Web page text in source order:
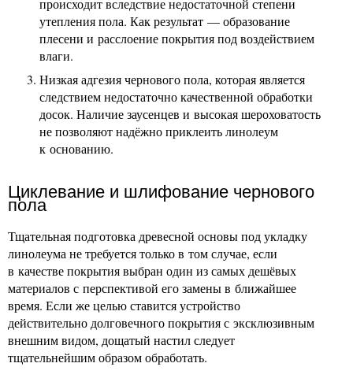
происходит вследствие недостаточной степени
утепления пола. Как результат — образование
плесени и расслоение покрытия под воздействием
влаги.
Низкая адгезия чернового пола, которая является
следствием недостаточно качественной обработки
досок. Наличие заусенцев и высокая шероховатость
не позволяют надёжно приклеить линолеум
к основанию.
Циклевание и шлифование чернового
пола
Тщательная подготовка древесной основы под укладку
линолеума не требуется только в том случае, если
в качестве покрытия выбран один из самых дешёвых
материалов с перспективой его замены в ближайшее
время. Если же целью ставится устройство
действительно долговечного покрытия с эксклюзивным
внешним видом, дощатый настил следует
тщательнейшим образом обработать.